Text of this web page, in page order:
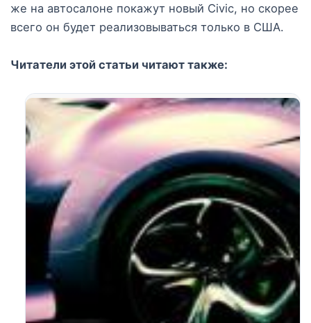
же на автосалоне покажут новый Civic, но скорее
всего он будет реализовываться только в США.
Читатели этой статьи читают также: